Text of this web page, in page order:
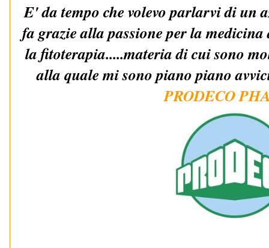
E' da tempo che volevo parlarvi di un
fa grazie alla passione per la
la fitoterapia.....materia di cui sono
alla quale mi sono piano piano
PRODECO